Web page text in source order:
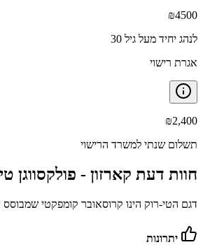
₪4500
לנהג יחיד מעל גיל 30
אגרת רישוי
₪2,400
תשלום שנתי למשרד הרישוי
חוות דעת קארזון - פולקסווגן
דגם הטי-רוק הינו קרוסאובר קומפקטי שמבוסס
יתרונות